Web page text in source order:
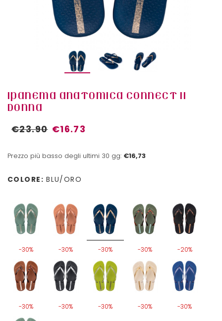
IPANEMA ANATOMICA CONNECT II
DONNA
€23.90 €16.73
Prezzo più basso degli ultimi 30 gg: €16,73
COLORE: BLU/ORO
-30% -30% -30% -30% -20%
-30% -30% -30% -30% -30%